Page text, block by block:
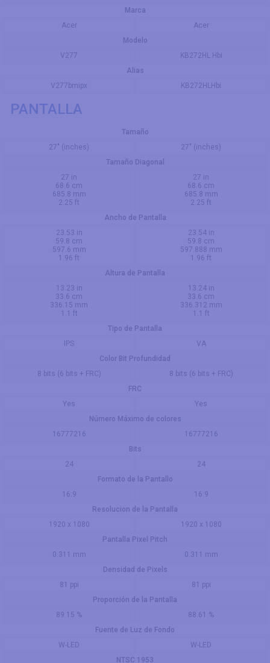
Marca
Acer
Acer
Modelo
V277
KB272HL Hbi
Alias
V277bmipx
KB272HLHbi
PANTALLA
Tamaño
27" (inches)
27" (inches)
Tamaño Diagonal
27 in
68.6 cm
685.8 mm
2.25 ft
27 in
68.6 cm
685.8 mm
2.25 ft
Ancho de Pantalla
23.53 in
59.8 cm
597.6 mm
1.96 ft
23.54 in
59.8 cm
597.888 mm
1.96 ft
Altura de Pantalla
13.23 in
33.6 cm
336.15 mm
1.1 ft
13.24 in
33.6 cm
336.312 mm
1.1 ft
Tipo de Pantalla
IPS
VA
Color Bit Profundidad
8 bits (6 bits + FRC)
8 bits (6 bits + FRC)
FRC
Yes
Yes
Número Máximo de colores
16777216
16777216
Bits
24
24
Formato de la Pantallo
16:9
16:9
Resolucion de la Pantalla
1920 x 1080
1920 x 1080
Pantalla Pixel Pitch
0.311 mm
0.311 mm
Densidad de Pixels
81 ppi
81 ppi
Proporción de la Pantalla
89.15 %
88.61 %
Fuente de Luz de Fondo
W-LED
W-LED
NTSC 1953